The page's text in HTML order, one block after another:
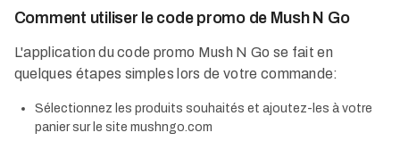
Comment utiliser le code promo de Mush N Go
L'application du code promo Mush N Go se fait en
quelques étapes simples lors de votre commande:
Sélectionnez les produits souhaités et ajoutez-les à votre
panier sur le site mushngo.com